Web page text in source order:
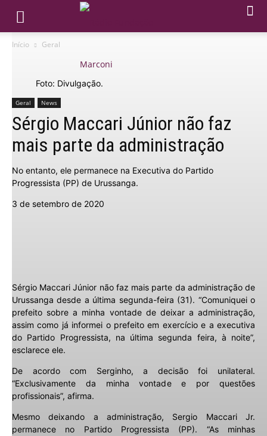
Início Geral
Foto: Divulgação.
Geral News
Sérgio Maccari Júnior não faz
mais parte da administração
No entanto, ele permanece na Executiva do Partido
Progressista (PP) de Urussanga.
3 de setembro de 2020
Sérgio Maccari Júnior não faz mais parte da administração de
Urussanga desde a última segunda-feira (31). “Comuniquei o
prefeito sobre a minha vontade de deixar a administração,
assim como já informei o prefeito em exercício e a executiva
do Partido Progressista, na última segunda feira, à noite”,
esclarece ele.
De acordo com Serginho, a decisão foi unilateral.
“Exclusivamente da minha vontade e por questões
profissionais”, afirma.
Mesmo deixando a administração, Sergio Maccari Jr.
permanece no Partido Progressista (PP). “As minhas